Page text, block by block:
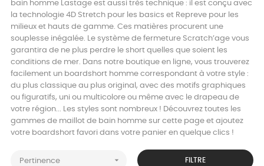
bain homme Lastage est aussi très technique : il est conçu avec
la technologie 4D Stretch pour les basics et Repreve pour les
milieux et hauts de gamme. Ces matières procurent une
souplesse inégalée. Le système de fermeture Scratch’age vous
garantira de ne plus perdre le short quelles que soient les
conditions de mer. Dans notre boutique en ligne, vous trouverez
facilement un boardshort homme correspondant à votre style :
du plus classique au plus original, avec des motifs graphiques
ou figuratifs, uni ou multicolore ou même avec le drapeau de
votre région... Les styles sont nombreux ! Découvrez toutes les
gammes de maillot de bain homme sur cette page et ajoutez
votre boardshort favori dans votre panier en quelque clics !
Pertinence  FILTRE